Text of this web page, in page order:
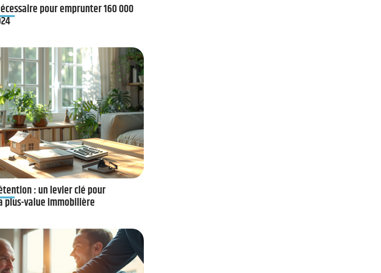
pour emprunter 160 000
: un levier clé pour
plus-value immobilière